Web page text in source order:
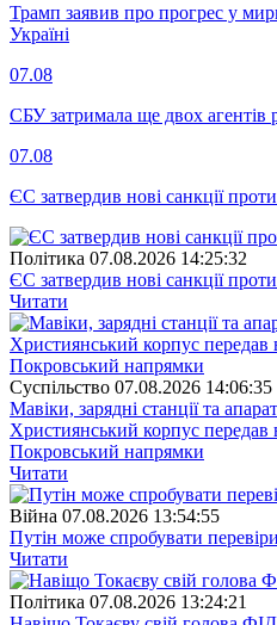
Трамп заявив про прогрес у
Україні
07.08
СБУ затримала ще двох агентів
07.08
ЄС затвердив нові санкції
Полiтика 07.08.2026 14:25:32
ЄС затвердив нові санкції
Читати
Суспiльство 07.08.2026 14:06:35
Мавіки, зарядні станції та
Християнський корпус передав
Покровський напрямки
Читати
Війна 07.08.2026 13:54:55
Путін може спробувати
Читати
Полiтика 07.08.2026 13:24:21